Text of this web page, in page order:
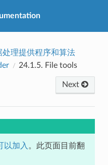
处理提供程序和算法
24.1.5. File tools
Next
以加入 。此页面目前翻